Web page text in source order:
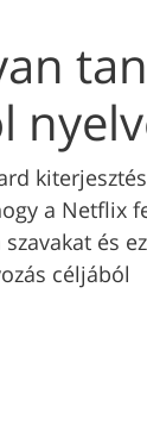
a Netflix
és
céljából